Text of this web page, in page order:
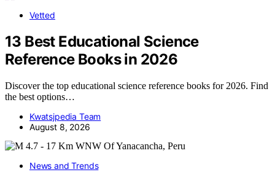
Vetted
13 Best Educational Science
Reference Books in 2026
Discover the top educational science reference books for 2026. Find
the best options…
Kwatsjpedia Team
August 8, 2026
News and Trends